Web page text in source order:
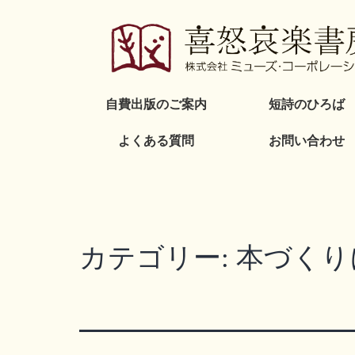
自費出版のご案内 短詩のひろば
よくある質問 お問い合わせ
カテゴリー: 本づく